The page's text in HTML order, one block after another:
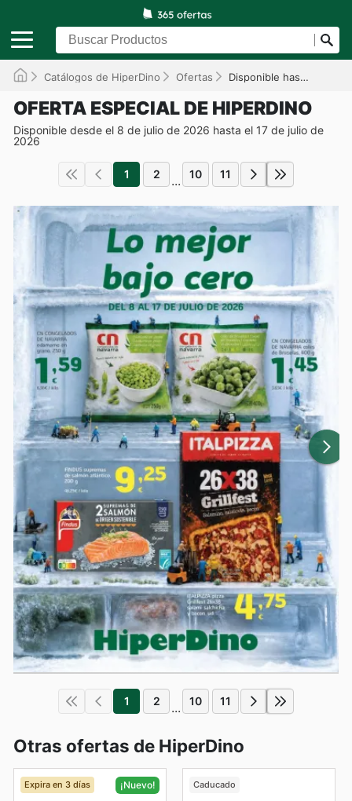
Catálogos de HiperDino Ofertas Disponible hasta el 17/07/2026
OFERTA ESPECIAL DE HIPERDINO
Disponible desde el 8 de julio de 2026 hasta el 17 de julio de
2026
1 2 ... 10 11
1 2 ... 10 11
Otras ofertas de HiperDino
Expira en 3 días ¡Nuevo! Caducado